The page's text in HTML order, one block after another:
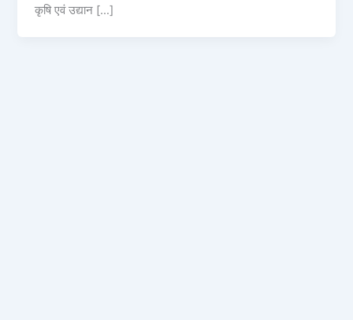
कृषि एवं उद्यान […]